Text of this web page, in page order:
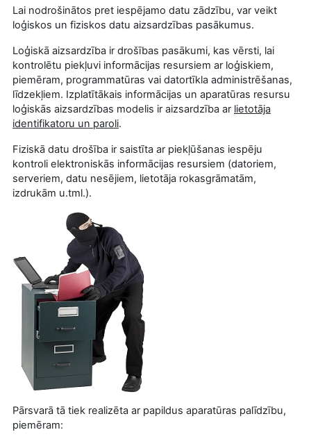
Lai nodrošinātos pret iespējamo datu zādzību, var veikt
loģiskos un fiziskos datu aizsardzības pasākumus.
Loģiskā aizsardzība ir drošības pasākumi, kas vērsti, lai
kontrolētu piekļuvi informācijas resursiem ar loģiskiem,
piemēram, programmatūras vai datortīkla administrēšanas,
līdzekļiem. Izplatītākais informācijas un aparatūras resursu
loģiskās aizsardzības modelis ir aizsardzība ar lietotāja
identifikatoru un paroli.
Fiziskā datu drošība ir saistīta ar piekļūšanas iespēju
kontroli elektroniskās informācijas resursiem (datoriem,
serveriem, datu nesējiem, lietotāja rokasgrāmatām,
izdrukām u.tml.).
Pārsvarā tā tiek realizēta ar papildus aparatūras palīdzību,
piemēram: